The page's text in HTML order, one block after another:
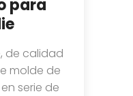
para
de calidad
molde de
serie de